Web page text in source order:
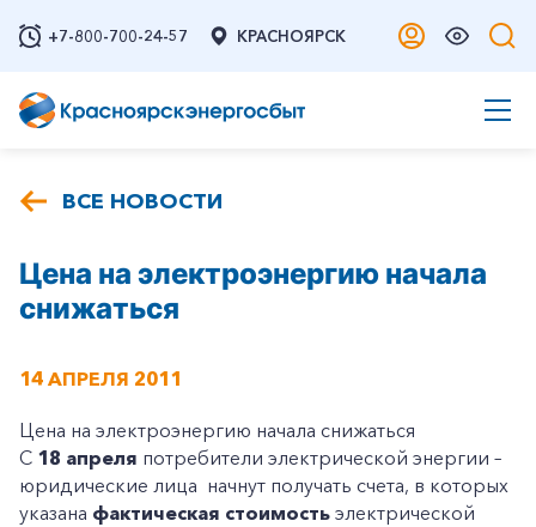
+7-800-700-24-57 КРАСНОЯРСК
ВСЕ НОВОСТИ
Цена на электроэнергию начала
снижаться
14 АПРЕЛЯ 2011
Цена на электроэнергию начала снижаться
С 18 апреля потребители электрической энергии –
юридические лица начнут получать счета, в которых
указана фактическая стоимость электрической